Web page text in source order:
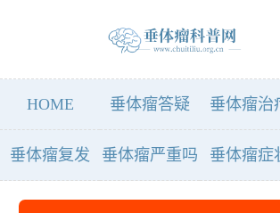
HOME 垂体瘤答疑 垂体瘤治
垂体瘤复发 垂体瘤严重吗 垂体瘤症